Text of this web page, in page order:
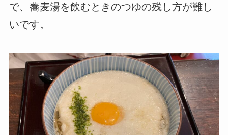
で、蕎麦湯を飲むときのつゆの残し方が難し
いです。